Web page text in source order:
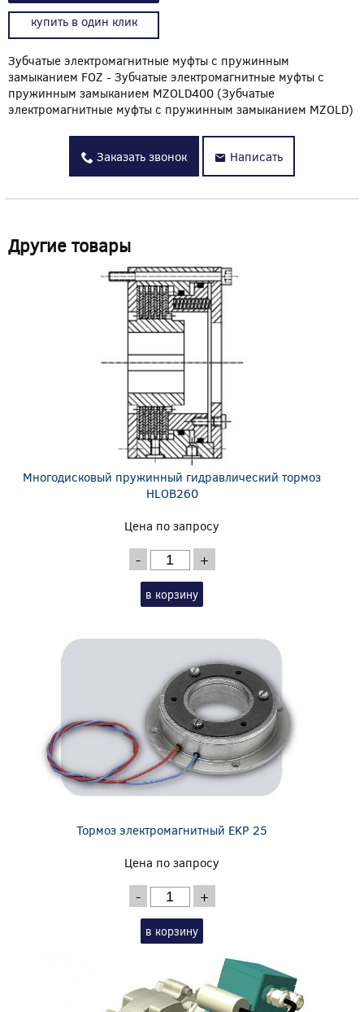
купить в один клик
Зубчатые электромагнитные муфты с пружинным
замыканием FOZ - Зубчатые электромагнитные муфты с
пружинным замыканием MZOLD400 (Зубчатые
электромагнитные муфты с пружинным замыканием MZOLD)
Заказать звонок Написать
Другие товары
Многодисковый пружинный гидравлический тормоз
HLOB260
Цена по запросу
- +
в корзину
Тормоз электромагнитный EKP 25
Цена по запросу
- +
в корзину